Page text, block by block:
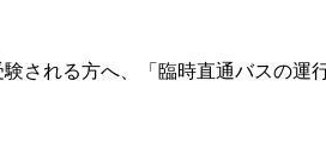
される方へ、「臨時直通バスの